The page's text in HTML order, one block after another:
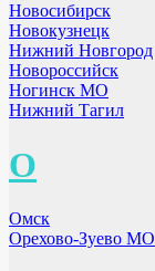
Новосибирск
Новокузнецк
Нижний Новгород
Новороссийск
Ногинск МО
Нижний Тагил
О
Омск
Орехово-Зуево МО